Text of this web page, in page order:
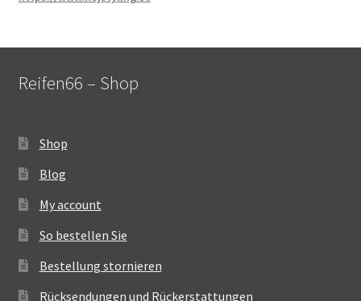
Reifen66 – Shop
Shop
Blog
My account
So bestellen Sie
Bestellung stornieren
Rücksendungen und Rückerstattungen